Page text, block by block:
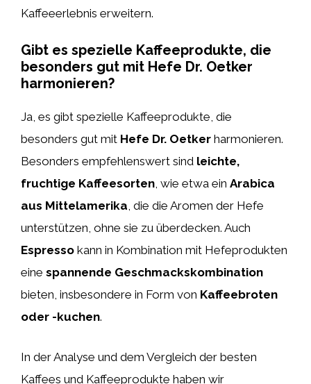
Kaffeeerlebnis erweitern.
Gibt es spezielle Kaffeeprodukte, die
besonders gut mit Hefe Dr. Oetker
harmonieren?
Ja, es gibt spezielle Kaffeeprodukte, die
besonders gut mit Hefe Dr. Oetker harmonieren.
Besonders empfehlenswert sind leichte,
fruchtige Kaffeesorten, wie etwa ein Arabica
aus Mittelamerika, die die Aromen der Hefe
unterstützen, ohne sie zu überdecken. Auch
Espresso kann in Kombination mit Hefeprodukten
eine spannende Geschmackskombination
bieten, insbesondere in Form von Kaffeebroten
oder -kuchen.
In der Analyse und dem Vergleich der besten
Kaffees und Kaffeeprodukte haben wir